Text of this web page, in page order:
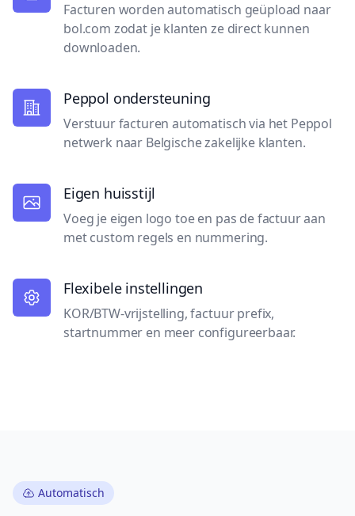
Facturen worden automatisch geüpload naar
bol.com zodat je klanten ze direct kunnen
downloaden.
Peppol ondersteuning
Verstuur facturen automatisch via het Peppol
netwerk naar Belgische zakelijke klanten.
Eigen huisstijl
Voeg je eigen logo toe en pas de factuur aan
met custom regels en nummering.
Flexibele instellingen
KOR/BTW-vrijstelling, factuur prefix,
startnummer en meer configureerbaar.
Automatisch